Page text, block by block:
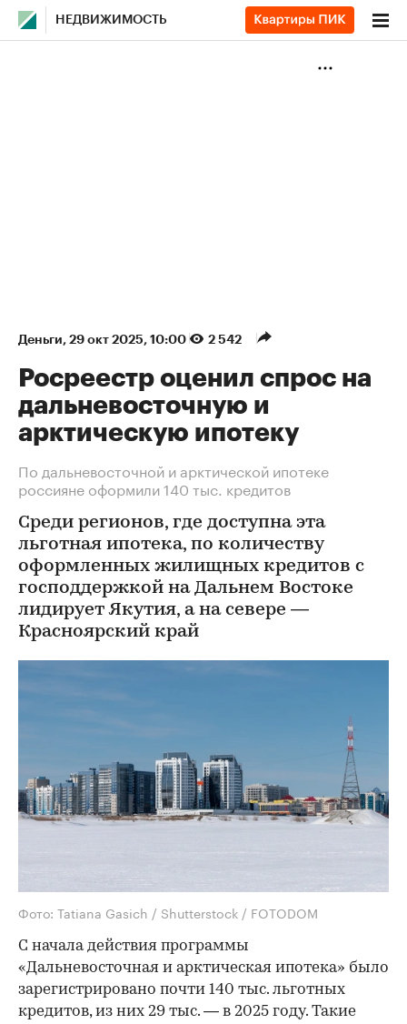
НЕДВИЖИМОСТЬ
Деньги⁠, 29 окт 2025, 10:00 2 542
Росреестр оценил спрос на
дальневосточную и
арктическую ипотеку
По дальневосточной и арктической ипотеке
россияне оформили 140 тыс. кредитов
Среди регионов, где доступна эта
льготная ипотека, по количеству
оформленных жилищных кредитов с
господдержкой на Дальнем Востоке
лидирует Якутия, а на севере —
Красноярский край
Фото: Tatiana Gasich / Shutterstock / FOTODOM
С начала действия программы
«Дальневосточная и арктическая ипотека» было
зарегистрировано почти 140 тыс. льготных
кредитов, из них 29 тыс. — в 2025 году. Такие